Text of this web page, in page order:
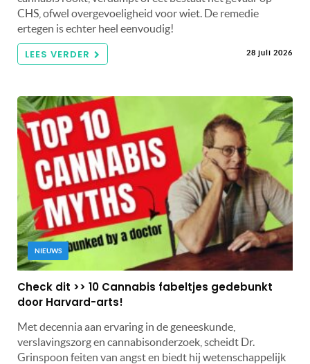
CHS, ofwel overgevoeligheid voor wiet. De remedie
ertegen is echter heel eenvoudig!
LEES VERDER 28 juli 2026
NIEUWS
Check dit >> 10 Cannabis fabeltjes gedebunkt
door Harvard-arts!
Met decennia aan ervaring in de geneeskunde,
verslavingszorg en cannabisonderzoek, scheidt Dr.
Grinspoon feiten van angst en biedt hij wetenschappelijk